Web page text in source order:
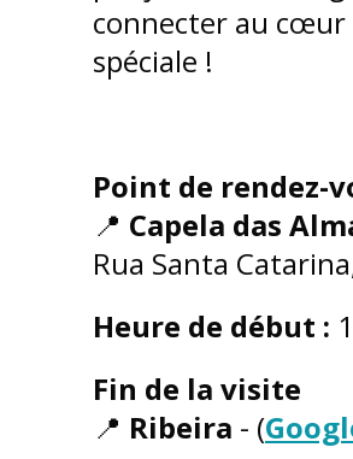
connecter au cœur
spéciale !
Point de rendez-
📍 Capela das
Rua Santa
Heure de début :
Fin de la visite
📍 Ribeira - (